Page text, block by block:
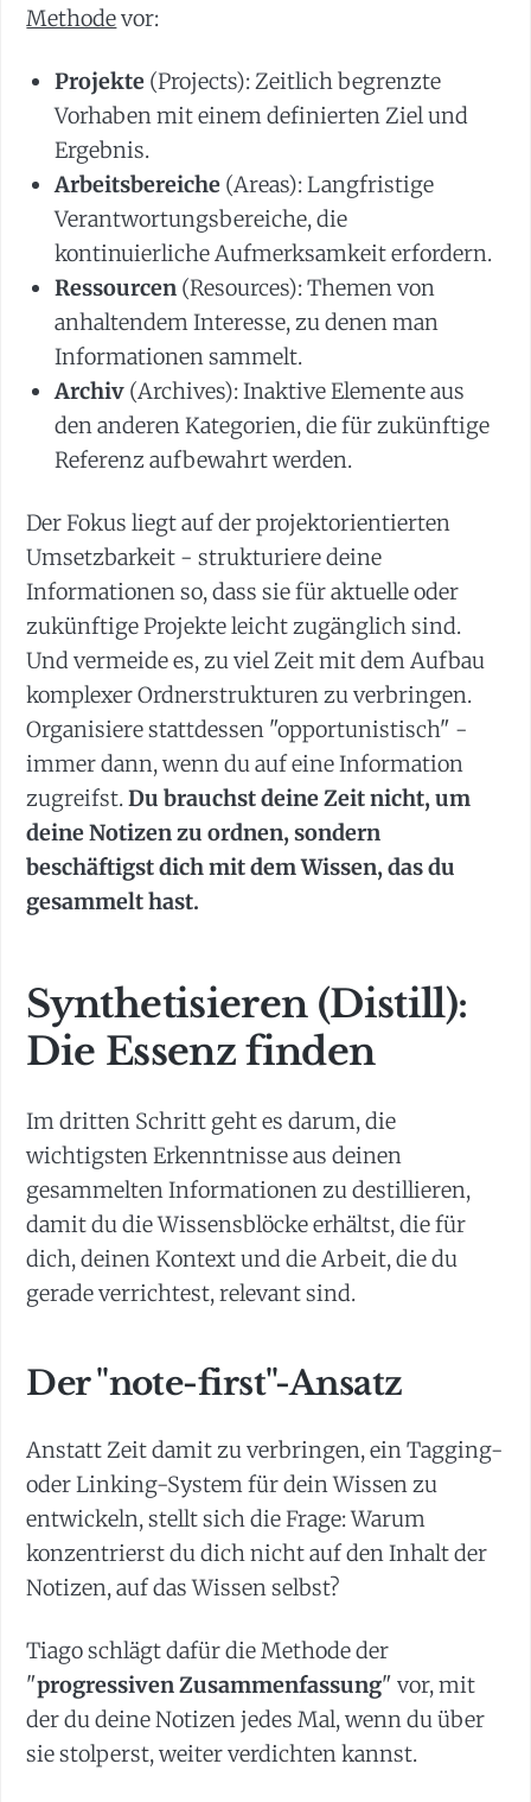
Methodevor:
Projekte (Projects): Zeitlich begrenzte
Vorhaben mit einem definierten Ziel und
Ergebnis.
Arbeitsbereiche (Areas): Langfristige
Verantwortungsbereiche, die
kontinuierliche Aufmerksamkeit erfordern.
Ressourcen (Resources): Themen von
anhaltendem Interesse, zu denen man
Informationen sammelt.
Archiv (Archives): Inaktive Elemente aus
den anderen Kategorien, die für zukünftige
Referenz aufbewahrt werden.
Der Fokus liegt auf der projektorientierten
Umsetzbarkeit - strukturiere deine
Informationen so, dass sie für aktuelle oder
zukünftige Projekte leicht zugänglich sind.
Und vermeide es, zu viel Zeit mit dem Aufbau
komplexer Ordnerstrukturen zu verbringen.
Organisiere stattdessen "opportunistisch" -
immer dann, wenn du auf eine Information
zugreifst.Du brauchst deine Zeit nicht, um
deine Notizen zu ordnen, sondern
beschäftigst dich mit dem Wissen, das du
gesammelt hast.
Synthetisieren (Distill):
Die Essenz finden
Im dritten Schritt geht es darum, die
wichtigsten Erkenntnisse aus deinen
gesammelten Informationen zu destillieren,
damit du die Wissensblöcke erhältst, die für
dich, deinen Kontext und die Arbeit, die du
gerade verrichtest, relevant sind.
Der "note-first"-Ansatz
Anstatt Zeit damit zu verbringen, ein Tagging-
oder Linking-System für dein Wissen zu
entwickeln, stellt sich die Frage: Warum
konzentrierst du dich nicht auf den Inhalt der
Notizen, auf das Wissen selbst?
Tiago schlägt dafür die Methode der
"progressiven Zusammenfassung" vor, mit
der du deine Notizen jedes Mal, wenn du über
sie stolperst, weiter verdichten kannst.